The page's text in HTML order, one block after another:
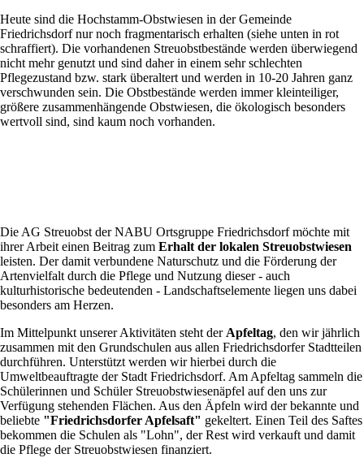
Heute sind die Hochstamm-Obstwiesen in der Gemeinde
Friedrichsdorf nur noch fragmentarisch erhalten (siehe unten in rot
schraffiert). Die vorhandenen Streuobstbestände werden überwiegend
nicht mehr genutzt und sind daher in einem sehr schlechten
Pflegezustand bzw. stark überaltert und werden in 10-20 Jahren ganz
verschwunden sein. Die Obstbestände werden immer kleinteiliger,
größere zusammenhängende Obstwiesen, die ökologisch besonders
wertvoll sind, sind kaum noch vorhanden.
Die AG Streuobst der NABU Ortsgruppe Friedrichsdorf möchte mit
ihrer Arbeit einen Beitrag zum Erhalt der lokalen Streuobstwiesen
leisten. Der damit verbundene Naturschutz und die Förderung der
Artenvielfalt durch die Pflege und Nutzung dieser - auch
kulturhistorische bedeutenden - Landschaftselemente liegen uns dabei
besonders am Herzen.
Im Mittelpunkt unserer Aktivitäten steht der Apfeltag, den wir jährlich
zusammen mit den Grundschulen aus allen Friedrichsdorfer Stadtteilen
durchführen. Unterstützt werden wir hierbei durch die
Umweltbeauftragte der Stadt Friedrichsdorf. Am Apfeltag sammeln die
Schülerinnen und Schüler Streuobstwiesenäpfel auf den uns zur
Verfügung stehenden Flächen. Aus den Äpfeln wird der bekannte und
beliebte "Friedrichsdorfer Apfelsaft" gekeltert. Einen Teil des Saftes
bekommen die Schulen als "Lohn", der Rest wird verkauft und damit
die Pflege der Streuobstwiesen finanziert.